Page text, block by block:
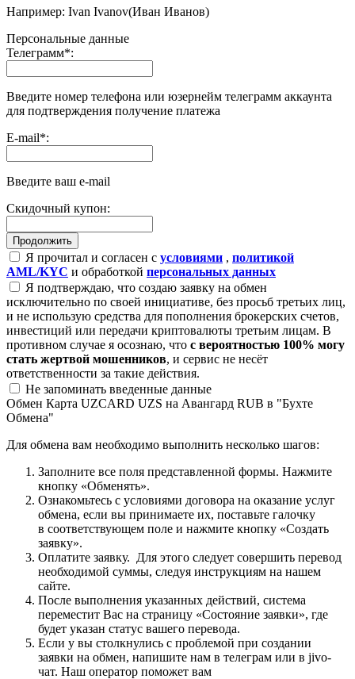
Например: Ivan Ivanov(Иван Иванов)
Персональные данные
Телеграмм*:
Введите номер телефона или юзернейм телеграмм аккаунта
для подтверждения получение платежа
E-mail*:
Введите ваш e-mail
Скидочный купон:
Я прочитал и согласен с условиями , политикой
AML/KYC и обработкой персональных данных
Я подтверждаю, что создаю заявку на обмен
исключительно по своей инициативе, без просьб третьих лиц,
и не использую средства для пополнения брокерских счетов,
инвестиций или передачи криптовалюты третьим лицам. В
противном случае я осознаю, что с вероятностью 100% могу
стать жертвой мошенников, и сервис не несёт
ответственности за такие действия.
Не запоминать введенные данные
Обмен Карта UZCARD UZS на Авангард RUB в "Бухте
Обмена"
Для обмена вам необходимо выполнить несколько шагов:
Заполните все поля представленной формы. Нажмите
кнопку «Обменять».
Ознакомьтесь с условиями договора на оказание услуг
обмена, если вы принимаете их, поставьте галочку
в соответствующем поле и нажмите кнопку «Создать
заявку».
Оплатите заявку. Для этого следует совершить перевод
необходимой суммы, следуя инструкциям на нашем
сайте.
После выполнения указанных действий, система
переместит Вас на страницу «Состояние заявки», где
будет указан статус вашего перевода.
Если у вы столкнулись с проблемой при создании
заявки на обмен, напишите нам в телеграм или в jivo-
чат. Наш оператор поможет вам